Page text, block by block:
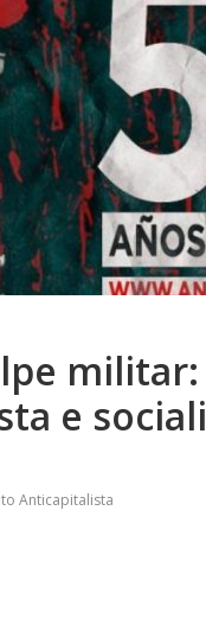
e
Anticapitalista